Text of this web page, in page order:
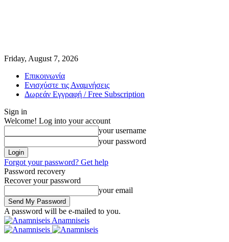
Friday, August 7, 2026
Επικοινωνία
Ενισχύστε τις Αναμνήσεις
Δωρεάν Εγγραφή / Free Subscription
Sign in
Welcome! Log into your account
your username
your password
Forgot your password? Get help
Password recovery
Recover your password
your email
A password will be e-mailed to you.
Anamniseis